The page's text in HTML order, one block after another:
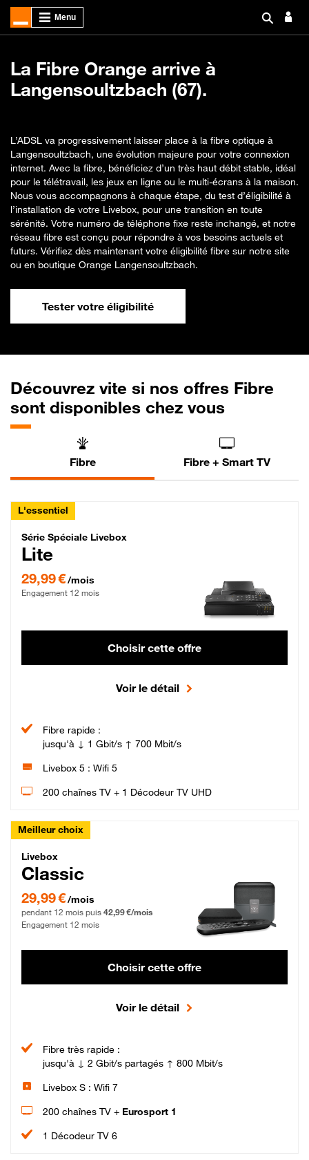
La Fibre Orange arrive à
Langensoultzbach (67).
L’ADSL va progressivement laisser place à la fibre optique à
Langensoultzbach, une évolution majeure pour votre connexion
internet. Avec la fibre, bénéficiez d’un très haut débit stable, idéal
pour le télétravail, les jeux en ligne ou le multi-écrans à la maison.
Nous vous accompagnons à chaque étape, du test d’éligibilité à
l’installation de votre Livebox, pour une transition en toute
sérénité. Votre numéro de téléphone fixe reste inchangé, et notre
réseau fibre est conçu pour répondre à vos besoins actuels et
futurs. Vérifiez dès maintenant votre éligibilité fibre sur notre site
ou en boutique Orange Langensoultzbach.
Tester votre éligibilité
Découvrez vite si nos offres Fibre
sont disponibles chez vous
Fibre Fibre + Smart TV
L'essentiel
Série Spéciale Livebox Lite Fibre
Série Spéciale Livebox
Lite
29,99 €/mois
Engagement 12 mois
Choisir cette offre
Voir le détail
Fibre rapide :
jusqu'à ↓ 1 Gbit/s ↑ 700 Mbit/s
Livebox 5 : Wifi 5
200 chaînes TV + 1 Décodeur TV UHD
Meilleur choix
Livebox Classic Fibre
Livebox
Classic
29,99 € par mois pendant 12 mois puis 42,99 € par mois, Engagement 12 mois
29,99 €/mois
pendant 12 mois puis 42,99 €/mois
Engagement 12 mois
Choisir cette offre
Voir le détail
Fibre très rapide :
jusqu'à ↓ 2 Gbit/s partagés ↑ 800 Mbit/s
Livebox S : Wifi 7
200 chaînes TV + Eurosport 1
1 Décodeur TV 6